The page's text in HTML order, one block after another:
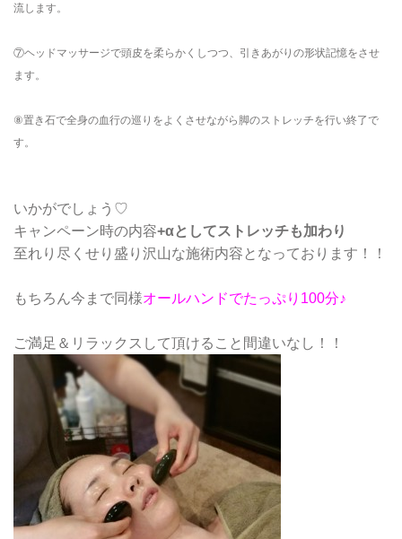
流します。
⑦ヘッドマッサージで頭皮を柔らかくしつつ、引きあがりの形状記憶をさせ
ます。
⑧置き石で全身の血行の巡りをよくさせながら脚のストレッチを行い終了で
す。
いかがでしょう♡
キャンペーン時の内容+αとしてストレッチも加わり
至れり尽くせり盛り沢山な施術内容となっております！！
もちろん今まで同様オールハンドでたっぷり100分♪
ご満足＆リラックスして頂けること間違いなし！！